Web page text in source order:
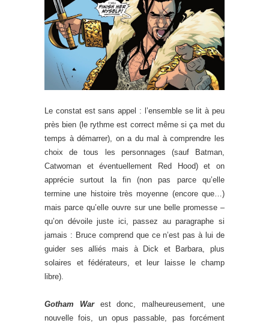
Le constat est sans appel : l’ensemble se lit à peu
près bien (le rythme est correct même si ça met du
temps à démarrer), on a du mal à comprendre les
choix de tous les personnages (sauf Batman,
Catwoman et éventuellement Red Hood) et on
apprécie surtout la fin (non pas parce qu’elle
termine une histoire très moyenne (encore que…)
mais parce qu’elle ouvre sur une belle promesse –
qu’on dévoile juste ici, passez au paragraphe si
jamais : Bruce comprend que ce n’est pas à lui de
guider ses alliés mais à Dick et Barbara, plus
solaires et fédérateurs, et leur laisse le champ
libre).
Gotham Warest donc, malheureusement, une
nouvelle fois, un opus passable, pas forcément